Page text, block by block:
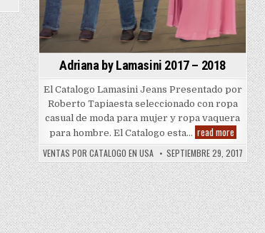
Adriana by Lamasini 2017 – 2018
El Catalogo Lamasini Jeans Presentado por
Roberto Tapiaesta seleccionado con ropa
casual de moda para mujer y ropa vaquera
para hombre. El Catalogo esta… read moreAdriana
by
Lamasini
2017
–
2018
VENTAS POR CATALOGO EN USA SEPTIEMBRE 29, 2017